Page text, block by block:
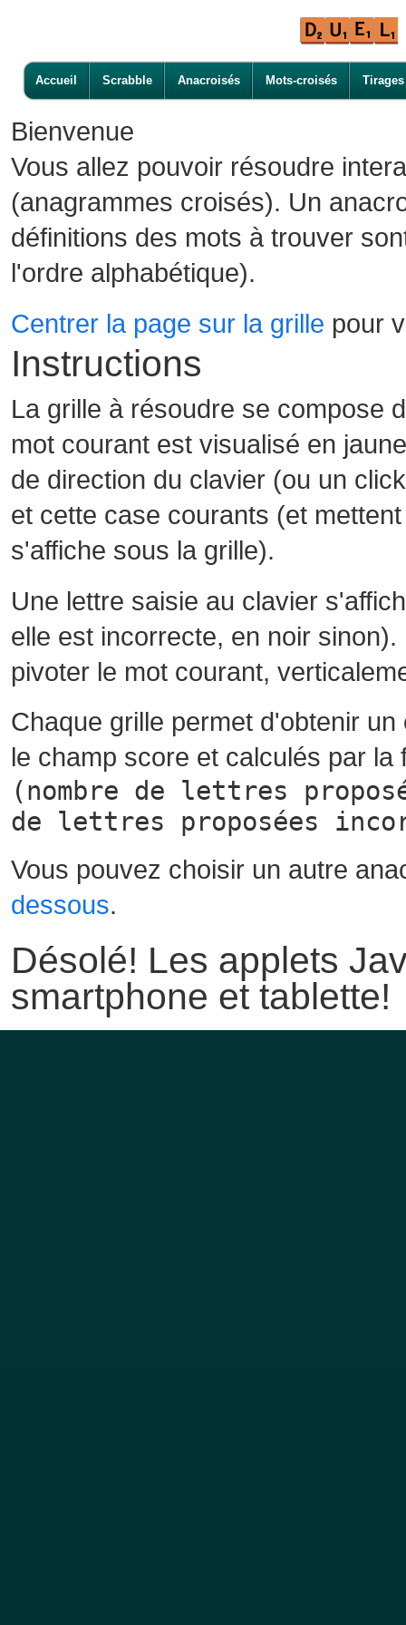
Accueil Scrabble Anacroisés Mots-croisés Tirages
Bienvenue
Vous allez pouvoir résoudre
(anagrammes croisés). Un
définitions des mots à trouver
l'ordre alphabétique).
Centrer la page sur la grille pour
Instructions
La grille à résoudre se compose
mot courant est visualisé en
de direction du clavier (ou un
et cette case courants (et
s'affiche sous la grille).
Une lettre saisie au clavier
elle est incorrecte, en noir
pivoter le mot courant,
Chaque grille permet d'obtenir
le champ score et calculés par la
(nombre de lettres
de lettres proposées
Vous pouvez choisir un autre
dessous.
Désolé! Les applets
smartphone et tablette!